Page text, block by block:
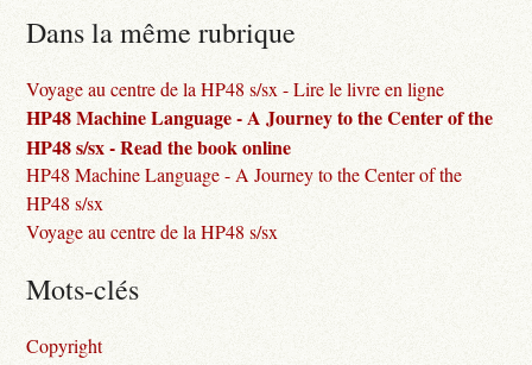
Dans la même rubrique
Voyage au centre de la HP48 s/sx - Lire le livre en ligne
HP48 Machine Language - A Journey to the Center of the
HP48 s/sx - Read the book online
HP48 Machine Language - A Journey to the Center of the
HP48 s/sx
Voyage au centre de la HP48 s/sx
Mots-clés
Copyright